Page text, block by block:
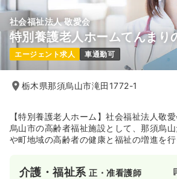
社会福祉法人 敬愛会
特別養護老人ホームてんまり
エージェント求人 車通勤可
栃木県那須烏山市滝田1772-1
【特別養護老人ホーム】社会福祉法人敬
烏山市の高齢者福祉施設として、那須烏
や町地域の高齢者の健康と福祉の増進を行
介護・福祉系正・准看護師